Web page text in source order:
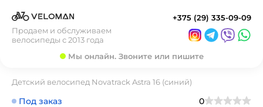
Продаем и обслуживаем
велосипеды с 2013 года
+375 (29) 335-09-09
Мы онлайн. Звоните или пишите
Детский велосипед Novatrack Astra 16 (синий)
Под заказ 0